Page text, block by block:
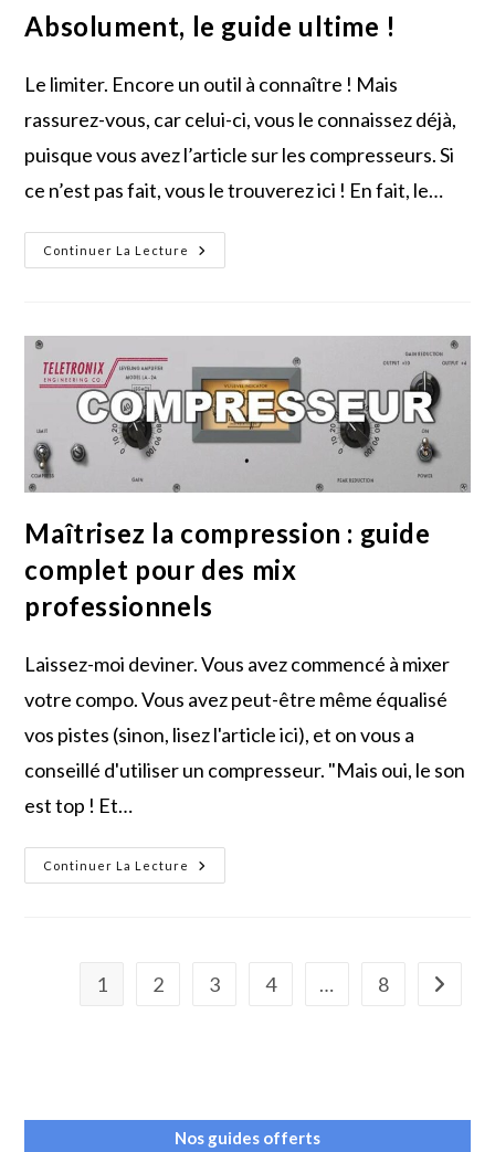
Absolument, le guide ultime !
Le limiter. Encore un outil à connaître ! Mais
rassurez-vous, car celui-ci, vous le connaissez déjà,
puisque vous avez l’article sur les compresseurs. Si
ce n’est pas fait, vous le trouverez ici ! En fait, le…
Continuer La Lecture
Le
Limiter
Guide
Ultime
!
Maîtrisez la compression : guide
complet pour des mix
professionnels
Laissez-moi deviner. Vous avez commencé à mixer
votre compo. Vous avez peut-être même équalisé
vos pistes (sinon, lisez l'article ici), et on vous a
conseillé d'utiliser un compresseur. "Mais oui, le son
est top ! Et…
Continuer La Lecture
Maîtrisez
La
Des
Mix
1 2 3 4 … 8 Aller à
Nos guides offerts